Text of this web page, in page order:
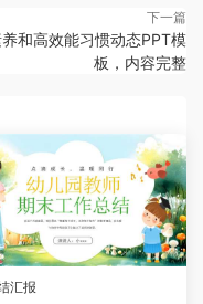
下一篇
和高效能习惯动态PPT模
板，内容完整
汇报